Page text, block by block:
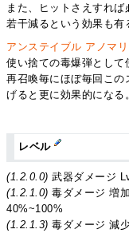
また、ヒットさえすれ
若干減るという効果も有
アンステイブル アノマリ
使い捨ての毒爆弾として
再召喚毎にほぼ毎回こ
げると更に効果的になる。
レベル
(1.2.0.0) 武器ダメージ
(1.2.1.0) 毒ダメージ 増
40%~100%
(1.2.1.3) 毒ダメージ 減